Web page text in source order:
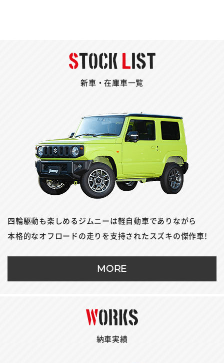
新車・在庫車一覧
四輪駆動も楽しめるジムニーは軽自動車でありながら
本格的なオフロードの走りを支持されたスズキの傑作車!
MORE
納車実績